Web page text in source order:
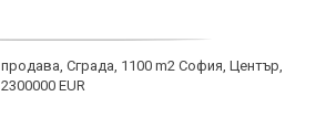
продава, Сграда, 1100 m2 София, Център,
2300000 EUR